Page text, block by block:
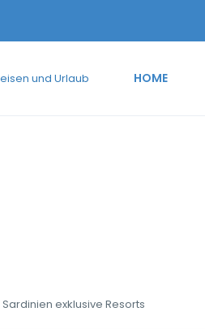
HOME
Sardinien exklusive Resorts